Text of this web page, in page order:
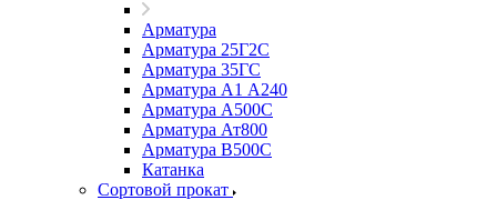
Арматура
Арматура 25Г2С
Арматура 35ГС
Арматура А1 А240
Арматура А500С
Арматура Ат800
Арматура В500С
Катанка
Сортовой прокат